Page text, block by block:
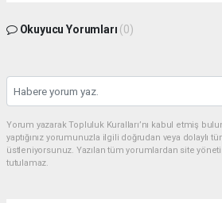
Okuyucu Yorumları (0)
Yorum yazarak Topluluk Kuralları’nı kabul etmiş
yaptığınız yorumunuzla ilgili doğrudan veya dolaylı
üstleniyorsunuz. Yazılan tüm yorumlardan site
tutulamaz.